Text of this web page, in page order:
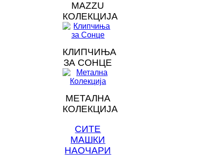
MAZZU
КОЛЕКЦИЈА
КЛИПЧИЊА
ЗА СОНЦЕ
МЕТАЛНА
КОЛЕКЦИЈА
СИТЕ
МАШКИ
НАОЧАРИ